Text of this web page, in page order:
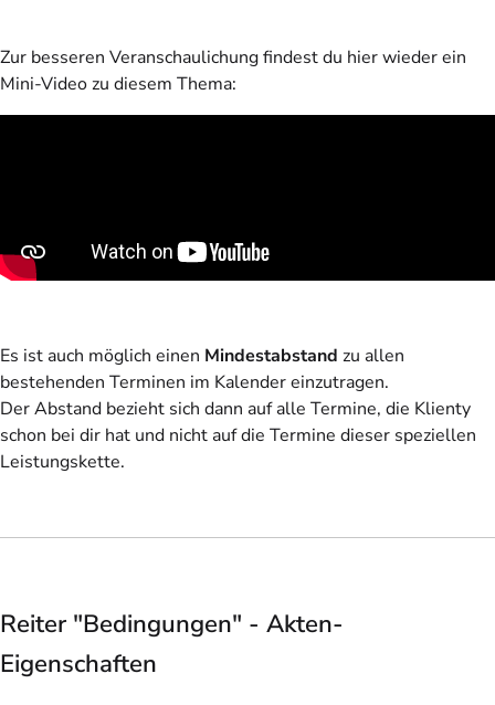
Zur besseren Veranschaulichung findest du hier wieder ein
Mini-Video zu diesem Thema:
Es ist auch möglich einen Mindestabstand zu allen
bestehenden Terminen im Kalender einzutragen.
Der Abstand bezieht sich dann auf alle Termine, die Klienty
schon bei dir hat und nicht auf die Termine dieser speziellen
Leistungskette.
Reiter "Bedingungen" - Akten-
Eigenschaften